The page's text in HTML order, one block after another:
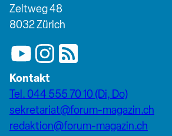
Zeltweg 48
8032 Zürich
Kontakt
Tel. 044 555 70 10 (Di, Do)
sekretariat@forum-magazin.ch
redaktion@forum-magazin.ch